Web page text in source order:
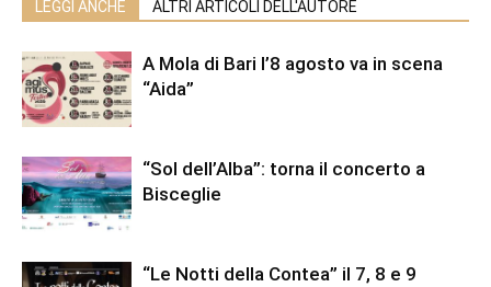
LEGGI ANCHE ALTRI ARTICOLI DELL'AUTORE
A Mola di Bari l’8 agosto va in scena
“Aida”
“Sol dell’Alba”: torna il concerto a
Bisceglie
“Le Notti della Contea” il 7, 8 e 9